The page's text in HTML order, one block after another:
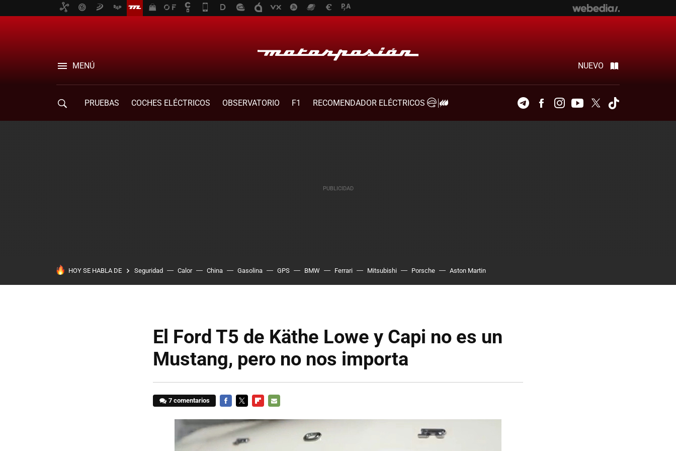
MENÚ NUEVO
PRUEBAS COCHES ELÉCTRICOS OBSERVATORIO F1
RECOMENDADOR ELÉCTRICOS
TelegramFacebookInstagramYoutubeTwitter
HOY SE HABLA DE Seguridad Calor China Gasolina GPS BMW Ferrari Mitsubishi Porsche Aston Martin
El Ford T5 de Käthe Lowe y Capi no es un
Mustang, pero no nos importa
7 comentarios
MAIL